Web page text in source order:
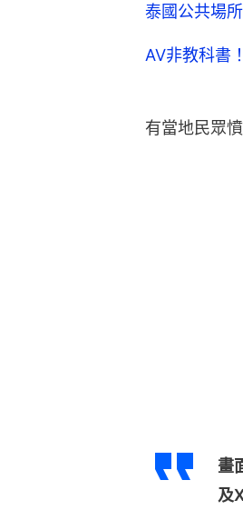
泰國公共場
AV非教科書
有當地民眾
畫
及